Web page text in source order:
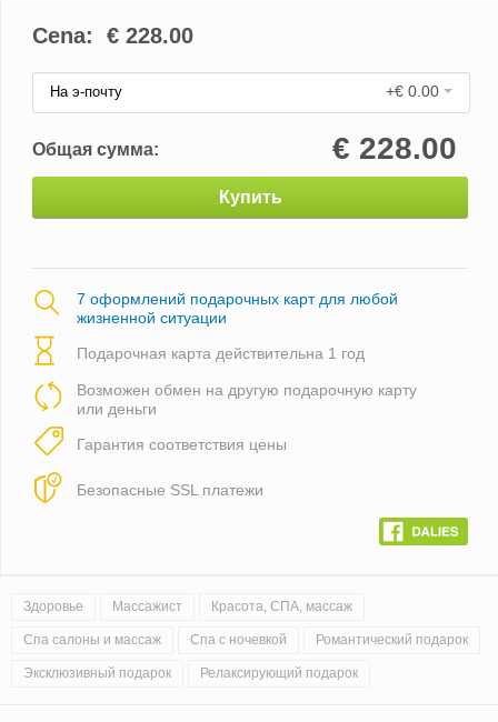
Cena: € 228.00
На э-почту +€ 0.00
Общая сумма: € 228.00
Купить
7 оформлений подарочных карт для любой
жизненной ситуации
Подарочная карта действительна 1 год
Возможен обмен на другую подарочную карту
или деньги
Гарантия соответствия цены
Безопасные SSL платежи
Здоровье Массажист Красота, СПА, массаж
Спа салоны и массаж Спа с ночевкой Романтический подарок
Эксклюзивный подарок Релаксирующий подарок